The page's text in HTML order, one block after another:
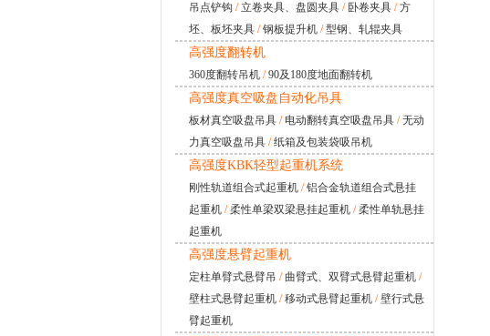
吊点铲钩 /立卷夹具、盘圆夹具 / 卧卷夹具 /方
坯、板坯夹具 /钢板提升机 /型钢、轧辊夹具
高强度翻转机
360度翻转吊机 /90及180度地面翻转机
高强度真空吸盘自动化吊具
板材真空吸盘吊具 / 电动翻转真空吸盘吊具 /无动
力真空吸盘吊具 /纸箱及包装袋吸吊机
高强度KBK轻型起重机系统
刚性轨道组合式起重机 /铝合金轨道组合式悬挂
起重机 /柔性单梁双梁悬挂起重机 /柔性单轨悬挂
起重机
高强度悬臂起重机
定柱单臂式悬臂吊 /曲臂式、双臂式悬臂起重机 /
壁柱式悬臂起重机 /移动式悬臂起重机 /壁行式悬
臂起重机